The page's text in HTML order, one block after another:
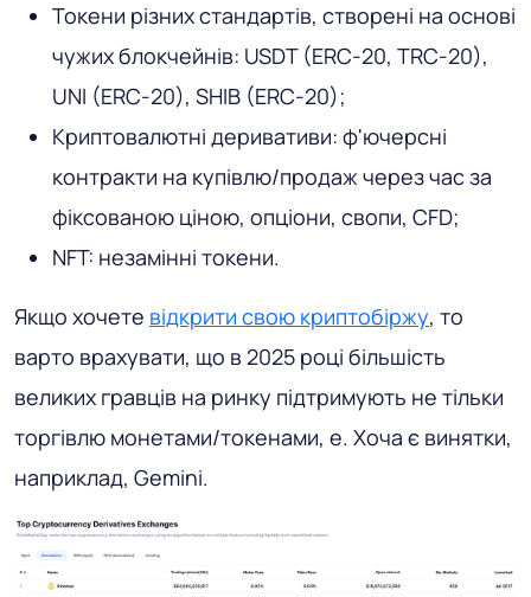
Токени різних стандартів, створені на основі
чужих блокчейнів: USDT (ERC-20, TRC-20),
UNI (ERC-20), SHIB (ERC-20);
Криптовалютні деривативи: ф'ючерсні
контракти на купівлю/продаж через час за
фіксованою ціною, опціони, свопи, CFD;
NFT: незамінні токени.
Якщо хочете відкрити свою криптобіржу, то
варто врахувати, що в 2025 році більшість
великих гравців на ринку підтримують не тільки
торгівлю монетами/токенами, е. Хоча є винятки,
наприклад, Gemini.